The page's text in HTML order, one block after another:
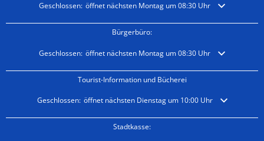
Klicken, um weitere Öffnungs- oder Schließzeiten auszublenden
Geschlossen: öffnet nächsten Montag um 08:30 Uhr
Bürgerbüro:
Klicken, um weitere Öffnungs- oder Schließzeiten auszublenden
Geschlossen: öffnet nächsten Montag um 08:30 Uhr
Tourist-Information und Bücherei
Klicken, um weitere Öffnungs- oder Schließzeiten auszublenden
Geschlossen: öffnet nächsten Dienstag um 10:00 Uhr
Stadtkasse: